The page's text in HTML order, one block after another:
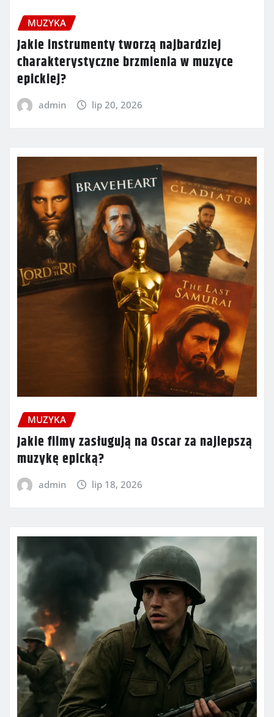
MUZYKA
Jakie instrumenty tworzą najbardziej
charakterystyczne brzmienia w muzyce
epickiej?
admin lip 20, 2026
MUZYKA
Jakie filmy zasługują na Oscar za najlepszą
muzykę epicką?
admin lip 18, 2026